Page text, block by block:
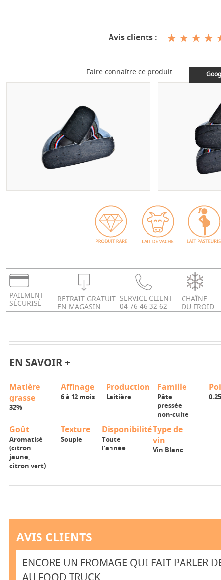
Avis clients :
Faire connaître ce produit :
PAIEMENT
SÉCURISÉ RETRAIT GRATUIT
EN MAGASIN
SERVICE CLIENT
04 76 46 32 62
CHAÎNE
DU FROID
EN SAVOIR +
Matière
grasse
32%
Affinage
6 à 12 mois
Production
Laitière
Famille
Pâte
pressée
non-cuite
Goût
Aromatisé
(citron
jaune,
citron vert)
Texture
Souple
Disponibilité
Toute
l'année
Type de
vin
Vin Blanc
AVIS CLIENTS
ENCORE UN FROMAGE QUI FAIT PARLER